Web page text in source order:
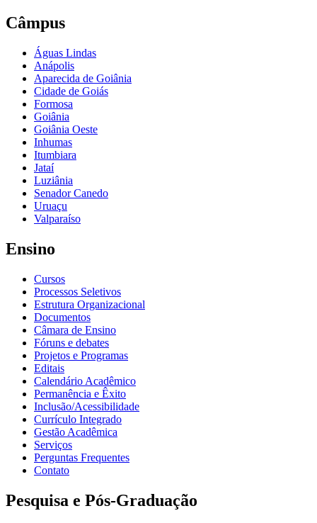
Câmpus
Águas Lindas
Anápolis
Aparecida de Goiânia
Cidade de Goiás
Formosa
Goiânia
Goiânia Oeste
Inhumas
Itumbiara
Jataí
Luziânia
Senador Canedo
Uruaçu
Valparaíso
Ensino
Cursos
Processos Seletivos
Estrutura Organizacional
Documentos
Câmara de Ensino
Fóruns e debates
Projetos e Programas
Editais
Calendário Acadêmico
Permanência e Êxito
Inclusão/Acessibilidade
Currículo Integrado
Gestão Acadêmica
Serviços
Perguntas Frequentes
Contato
Pesquisa e Pós-Graduação